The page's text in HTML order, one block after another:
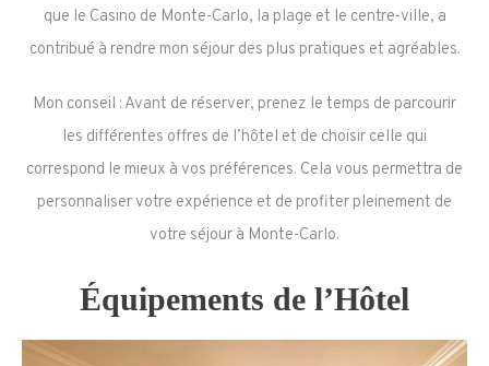
que le Casino de Monte-Carlo, la plage et le centre-ville, a
contribué à rendre mon séjour des plus pratiques et agréables.
Mon conseil : Avant de réserver, prenez le temps de parcourir
les différentes offres de l’hôtel et de choisir celle qui
correspond le mieux à vos préférences. Cela vous permettra de
personnaliser votre expérience et de profiter pleinement de
votre séjour à Monte-Carlo.
Équipements de l’Hôtel